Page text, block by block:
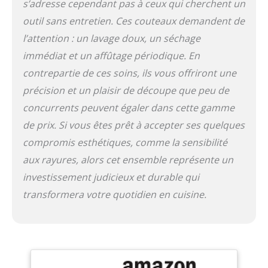
découpe parfaite pour
les sushis et sashimis
avec le Santoku, ce set
couvre tous les besoins
culinaires. Entretien
facile et durabilité : La
poignée résistante à l'eau
du couteau empêche la
saleté de pénétrer et
facilite le nettoyage. Pour
maintenir la netteté et la
qualité, nous
recommandons de laver
le couteau à la main et
de l'affûter régulièrement
avec une pierre à
mêlant la tradition de la
s’adresse cependant pas à ceux qui cherchent un
outil sans entretien. Ces couteaux demandent de
l’attention : un lavage doux, un séchage
immédiat et un affûtage périodique. En
contrepartie de ces soins, ils vous offriront une
précision et un plaisir de découpe que peu de
concurrents peuvent égaler dans cette gamme
de prix. Si vous êtes prêt à accepter ses quelques
compromis esthétiques, comme la sensibilité
aux rayures, alors cet ensemble représente un
investissement judicieux et durable qui
transformera votre quotidien en cuisine.